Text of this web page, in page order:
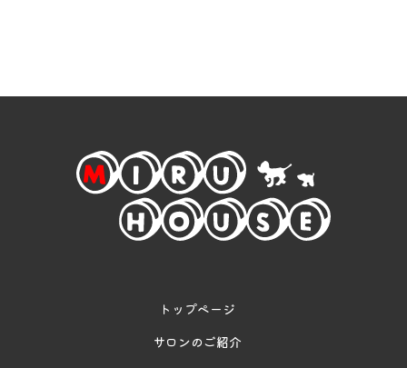
トップページ
サロンのご紹介